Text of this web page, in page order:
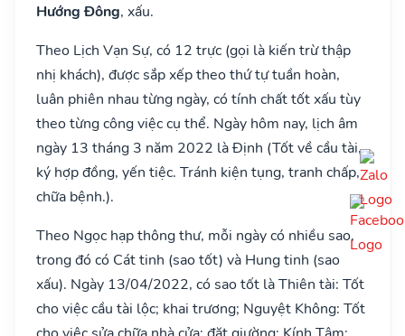
Hướng Đông, xấu.
Theo Lịch Vạn Sự, có 12 trực (gọi là kiến trừ thập
nhị khách), được sắp xếp theo thứ tự tuần hoàn,
luân phiên nhau từng ngày, có tính chất tốt xấu tùy
theo từng công việc cụ thể. Ngày hôm nay, lịch âm
ngày 13 tháng 3 năm 2022 là Định (Tốt về cầu tài,
ký hợp đồng, yến tiệc. Tránh kiện tụng, tranh chấp,
chữa bệnh.).
Theo Ngọc hạp thông thư, mỗi ngày có nhiều sao,
trong đó có Cát tinh (sao tốt) và Hung tinh (sao
xấu). Ngày 13/04/2022, có sao tốt là Thiên tài: Tốt
cho việc cầu tài lộc; khai trương; Nguyệt Không: Tốt